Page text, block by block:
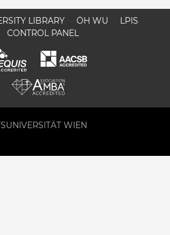
LIBRARY ÖH WU
LPIS
CONTROL PANEL
WIEN